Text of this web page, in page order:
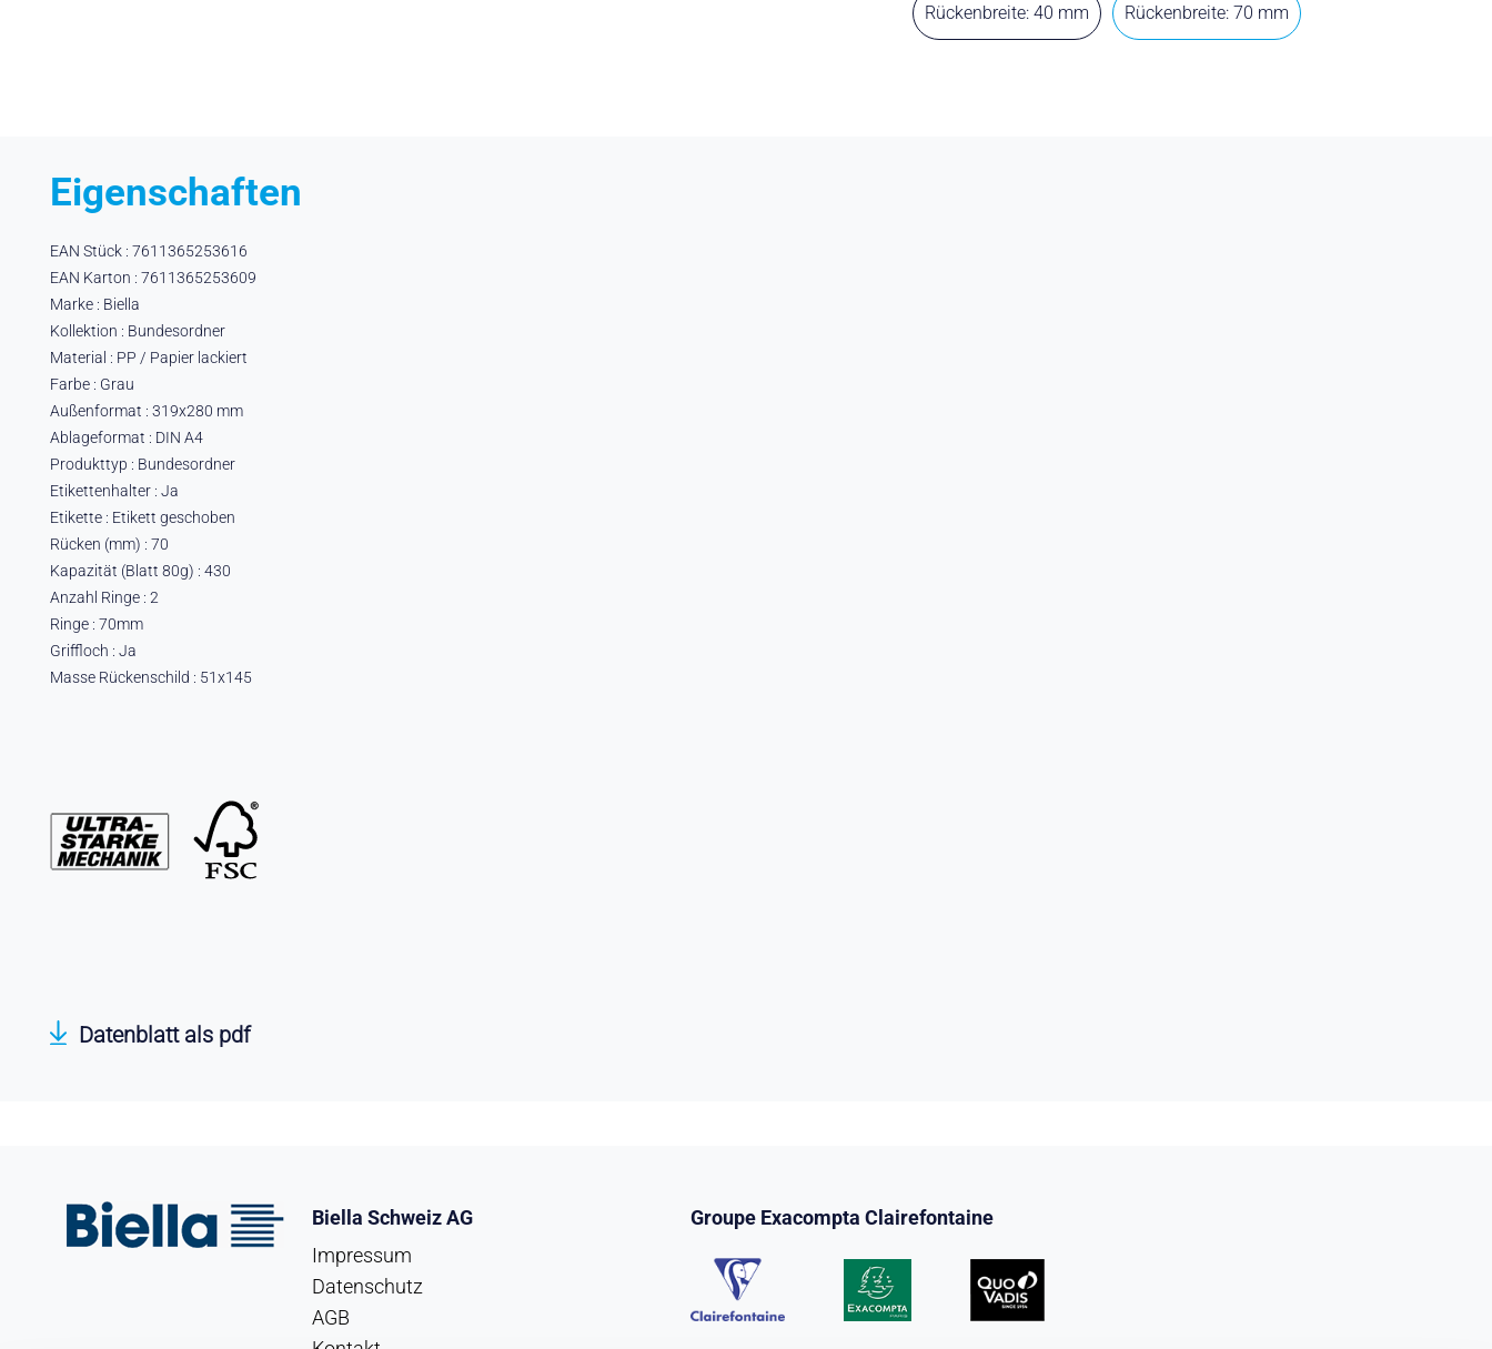
Rückenbreite: 40 mm Rückenbreite: 70 mm
Eigenschaften
EAN Stück : 7611365253616
EAN Karton : 7611365253609
Marke : Biella
Kollektion : Bundesordner
Material : PP / Papier lackiert
Farbe : Grau
Außenformat : 319x280 mm
Ablageformat : DIN A4
Produkttyp : Bundesordner
Etikettenhalter : Ja
Etikette : Etikett geschoben
Rücken (mm) : 70
Kapazität (Blatt 80g) : 430
Anzahl Ringe : 2
Ringe : 70mm
Griffloch : Ja
Masse Rückenschild : 51x145
Datenblatt als pdf
Biella Schweiz AG
Impressum
Datenschutz
AGB
Groupe Exacompta Clairefontaine